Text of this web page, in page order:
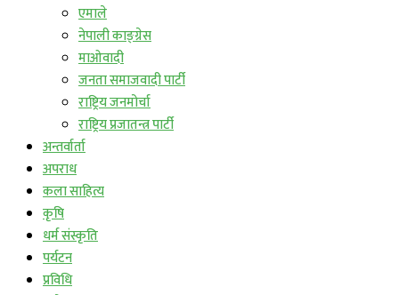
एमाले
नेपाली काङ्ग्रेस
माओवादी
जनता समाजवादी पार्टी
राष्ट्रिय जनमोर्चा
राष्ट्रिय प्रजातन्त्र पार्टी
अन्तर्वार्ता
अपराध
कला साहित्य
कृषि
धर्म संस्कृति
पर्यटन
प्रविधि